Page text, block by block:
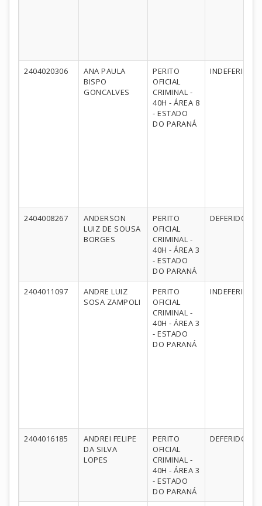
2404020306
ANA PAULA
BISPO
GONCALVES
PERITO
OFICIAL
CRIMINAL -
40H - ÁREA 8
- ESTADO
DO PARANÁ
INDEFERIDO
2404008267
ANDERSON
LUIZ DE SOUSA
BORGES
PERITO
OFICIAL
CRIMINAL -
40H - ÁREA 3
- ESTADO
DO PARANÁ
DEFERIDO
2404011097
ANDRE LUIZ
SOSA ZAMPOLI
PERITO
OFICIAL
CRIMINAL -
40H - ÁREA 3
- ESTADO
DO PARANÁ
INDEFERIDO
2404016185
ANDREI FELIPE
DA SILVA
LOPES
PERITO
OFICIAL
CRIMINAL -
40H - ÁREA 3
- ESTADO
DO PARANÁ
DEFERIDO